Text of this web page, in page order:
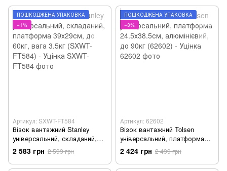
ПОШКОДЖЕНА УПАКОВКА
−1%
Артикул: SXWT-FT584
Візок вантажний Stanley
універсальний, складаний,
платформа 39х29см, до 60кг,
вага 3.5кг (SXWT-FT584) -
Уцінка
2 583 грн 2 599 грн
ПОШКОДЖЕНА УПАКОВКА
−3%
Артикул: 62602
Візок вантажний Tolsen
універсальний, платформа
24.5х38.5см, алюмінієвий, до
90кг (62602) - Уцінка
2 424 грн 2 499 грн